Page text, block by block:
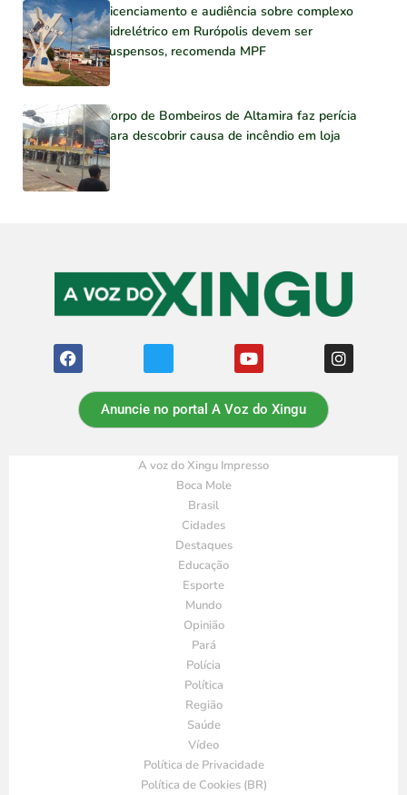
Licenciamento e audiência sobre complexo
hidrelétrico em Rurópolis devem ser
suspensos, recomenda MPF
Corpo de Bombeiros de Altamira faz perícia
para descobrir causa de incêndio em loja
Anuncie no portal A Voz do Xingu
A voz do Xingu Impresso
Boca Mole
Brasil
Cidades
Destaques
Educação
Esporte
Mundo
Opinião
Pará
Polícia
Política
Região
Saúde
Vídeo
Política de Privacidade
Política de Cookies (BR)